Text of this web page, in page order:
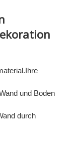
und Boden
durch